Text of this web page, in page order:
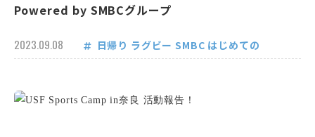
Powered by SMBCグループ
2023.09.08 日帰り ラグビー SMBC はじめての